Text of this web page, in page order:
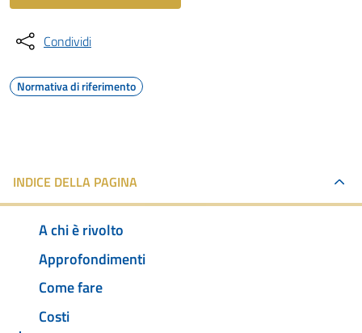
Condividi
Normativa di riferimento
INDICE DELLA PAGINA
A chi è rivolto
Approfondimenti
Come fare
Costi